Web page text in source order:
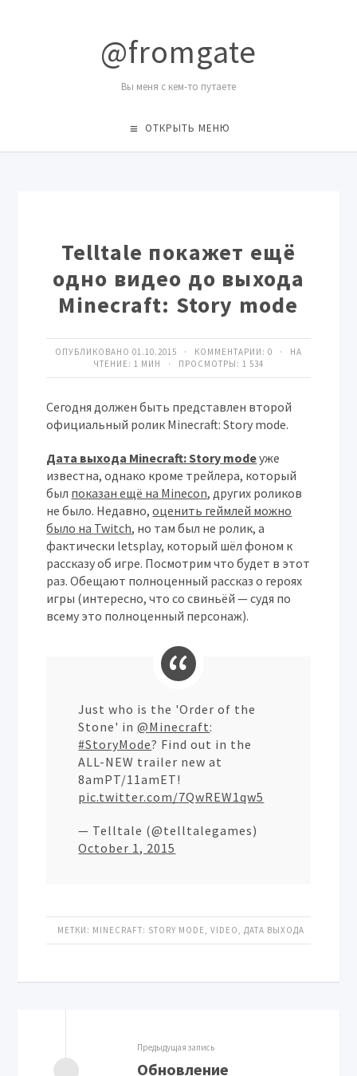
@fromgate
Вы меня с кем-то путаете
ОТКРЫТЬ МЕНЮ
Telltale покажет ещё
одно видео до выхода
Minecraft: Story mode
ОПУБЛИКОВАНО 01.10.2015 · КОММЕНТАРИИ: 0 · НА
ЧТЕНИЕ: 1 МИН · ПРОСМОТРЫ: 1 534
Сегодня должен быть представлен второй
официальный ролик Minecraft: Story mode.
Дата выхода Minecraft: Story modeуже
известна, однако кроме трейлера, который
был показан ещё на Minecon, других роликов
не было. Недавно,оценить геймлей можно
было на Twitch, но там был не ролик, а
фактически letsplay, который шёл фоном к
рассказу об игре. Посмотрим что будет в этот
раз. Обещают полноценный рассказ о героях
игры (интересно, что со свиньёй — судя по
всему это полноценный персонаж).
Just who is the 'Order of the
Stone' in@Minecraft:
#StoryMode? Find out in the
ALL-NEW trailer new at
8amPT/11amET!
pic.twitter.com/7QwREW1qw5
— Telltale (@telltalegames)
October 1, 2015
МЕТКИ: MINECRAFT: STORY MODE, VIDEO , ДАТА ВЫХОДА
Предыдущая запись
Обновление